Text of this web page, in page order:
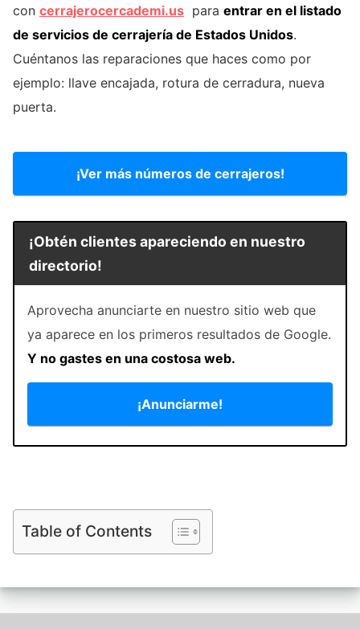
con cerrajerocercademi.us para entrar en el listado
de servicios de cerrajería de Estados Unidos.
Cuéntanos las reparaciones que haces como por
ejemplo: llave encajada, rotura de cerradura, nueva
puerta.
¡Ver más números de cerrajeros!
¡Obtén clientes apareciendo en nuestro
directorio!
Aprovecha anunciarte en nuestro sitio web que
ya aparece en los primeros resultados de Google.
Y no gastes en una costosa web.
¡Anunciarme!
Table of Contents